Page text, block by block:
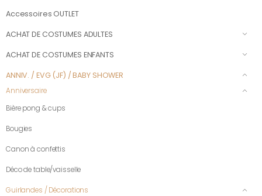
Accessoires OUTLET
ACHAT DE COSTUMES ADULTES
ACHAT DE COSTUMES ENFANTS
ANNIV. / EVG (JF) / BABY SHOWER
Anniversaire
Bière pong & cups
Bougies
Canon à confettis
Déco de table/vaisselle
Guirlandes / Décorations